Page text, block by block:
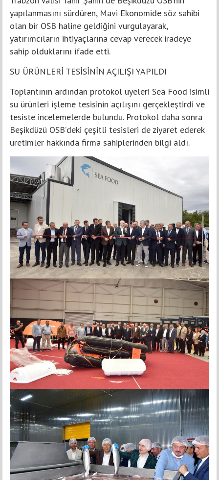
yapılanmasını sürdüren, Mavi Ekonomide söz sahibi
olan bir OSB haline geldiğini vurgulayarak,
yatırımcıların ihtiyaçlarına cevap verecek iradeye
sahip olduklarını ifade etti.
SU ÜRÜNLERİ TESİSİNİN AÇILIŞI YAPILDI
Toplantının ardından protokol üyeleri Sea Food isimli
su ürünleri işleme tesisinin açılışını gerçekleştirdi ve
tesiste incelemelerde bulundu. Protokol daha sonra
Beşikdüzü OSB’deki çeşitli tesisleri de ziyaret ederek
üretimler hakkında firma sahiplerinden bilgi aldı.